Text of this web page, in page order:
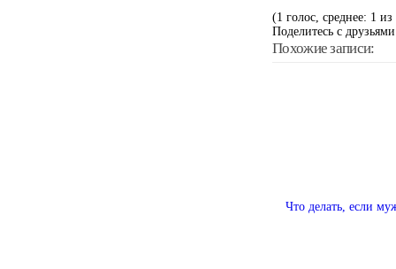
(1 голос, среднее: 1 из
Поделитесь с
Похожие записи:
Что делать, если